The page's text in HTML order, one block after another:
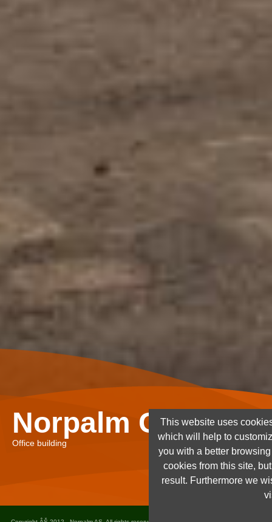
Norpalm Ghana
Office building
This website uses
which will help to
you with a better
cookies from this site,
result. Furthermore we